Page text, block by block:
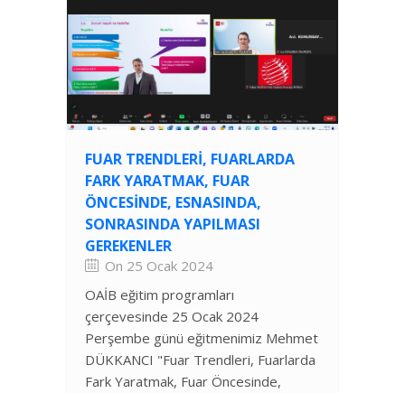
FUAR TRENDLERI, FUARLARDA
FARK YARATMAK, FUAR
ÖNCESINDE, ESNASINDA,
SONRASINDA YAPILMASI
GEREKENLER
On 25 Ocak 2024
OAİB eğitim programları
çerçevesinde 25 Ocak 2024
Perşembe günü eğitmenimiz Mehmet
DÜKKANCI "Fuar Trendleri, Fuarlarda
Fark Yaratmak, Fuar Öncesinde,